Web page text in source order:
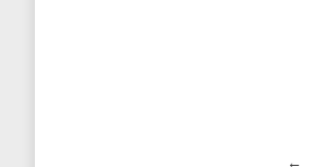
←